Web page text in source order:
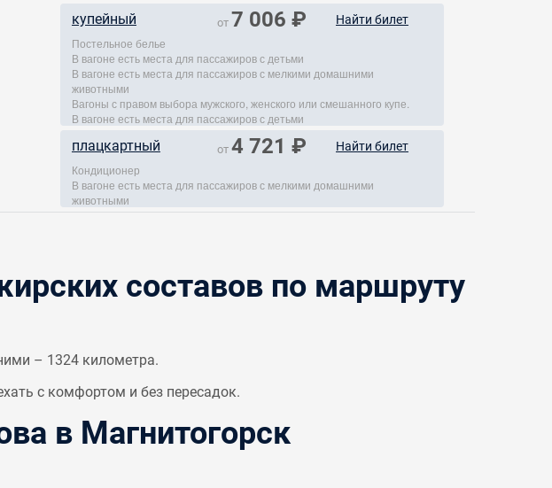
купейный от 7 006 ₽ Найти билет
Постельное белье
В вагоне есть места для пассажиров с детьми
В вагоне есть места для пассажиров с мелкими домашними
животными
Вагоны с правом выбора мужского, женского или смешанного купе.
В вагоне есть места для пассажиров с детьми
плацкартный от4 721 ₽ Найти билет
Кондиционер
В вагоне есть места для пассажиров с мелкими домашними
животными
составов по маршруту
– 1324 километра.
с комфортом и без пересадок.
в Магнитогорск